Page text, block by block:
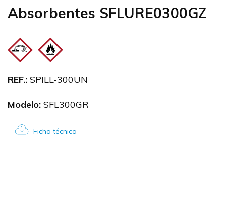
Absorbentes SFLURE0300GZ
REF.: SPILL-300UN
Modelo: SFL300GR
Ficha técnica